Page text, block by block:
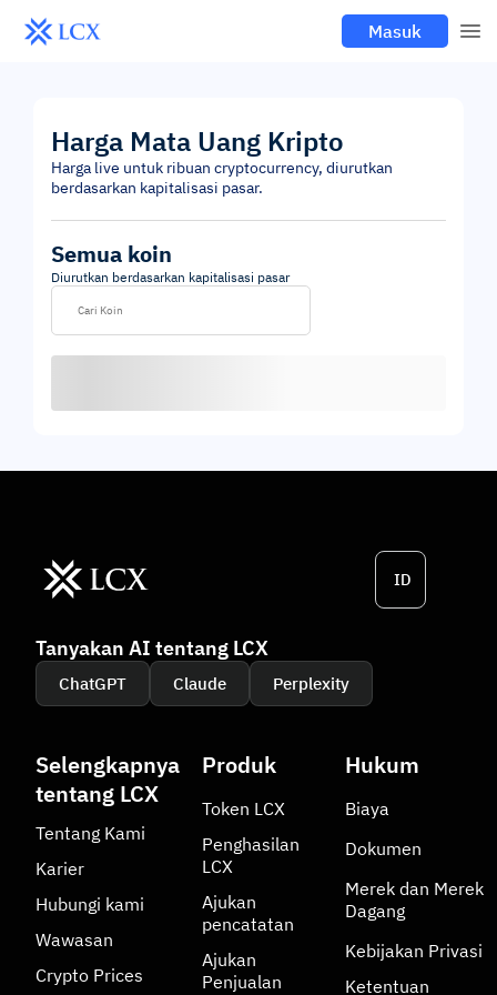
Masuk
Harga Mata Uang Kripto
Harga live untuk ribuan cryptocurrency, diurutkan
berdasarkan kapitalisasi pasar.
Semua koin
Diurutkan berdasarkan kapitalisasi pasar
ID
Tanyakan AI tentang LCX
ChatGPT Claude Perplexity
Selengkapnya
tentang LCX
Tentang Kami
Karier
Hubungi kami
Wawasan
Crypto Prices
Produk
Token LCX
Penghasilan
LCX
Ajukan
pencatatan
Ajukan
Penjualan
Hukum
Biaya
Dokumen
Merek dan Merek
Dagang
Kebijakan Privasi
Ketentuan